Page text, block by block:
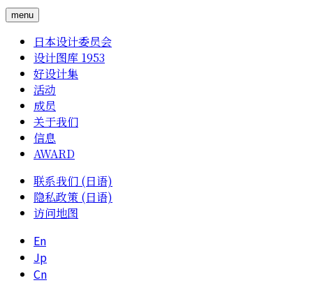
menu
日本设计委员会
设计图库 1953
好设计集
活动
成员
关于我们
信息
AWARD
联系我们 (日语)
隐私政策 (日语)
访问地图
En
Jp
Cn